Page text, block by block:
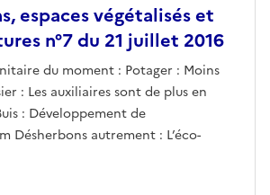
espaces végétalisés et
n°7 du 21 juillet 2016
du moment : Potager : Moins
: Les auxiliaires sont de plus en
: Développement de
Désherbons autrement : L’éco-